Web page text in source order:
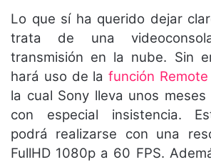
Lo que sí ha querido dejar
trata de una
transmisión en la nube. Sin
hará uso de lafunción
la cual Sony lleva unos meses
con especial insistencia.
podrá realizarse con una
FullHD 1080p a 60 FPS.